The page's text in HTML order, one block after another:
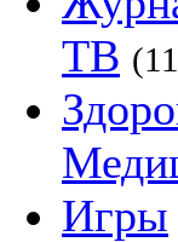
ТВ
Игры